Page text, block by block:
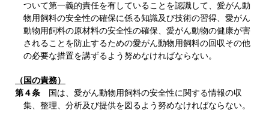
ついて第一義的責任を有していることを認識して、愛がん動
物用飼料の安全性の確保に係る知識及び技術の習得、愛がん
動物用飼料の原材料の安全性の確保、愛がん動物の健康が害
されることを防止するための愛がん動物用飼料の回収その他
の必要な措置を講ずるよう努めなければならない。
（国の責務）
第４条 国は、愛がん動物用飼料の安全性に関する情報の収
集、整理、分析及び提供を図るよう努めなければならない。